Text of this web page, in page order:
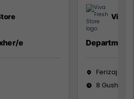
e
Viva
Department
Ferizaj
8 Gusht